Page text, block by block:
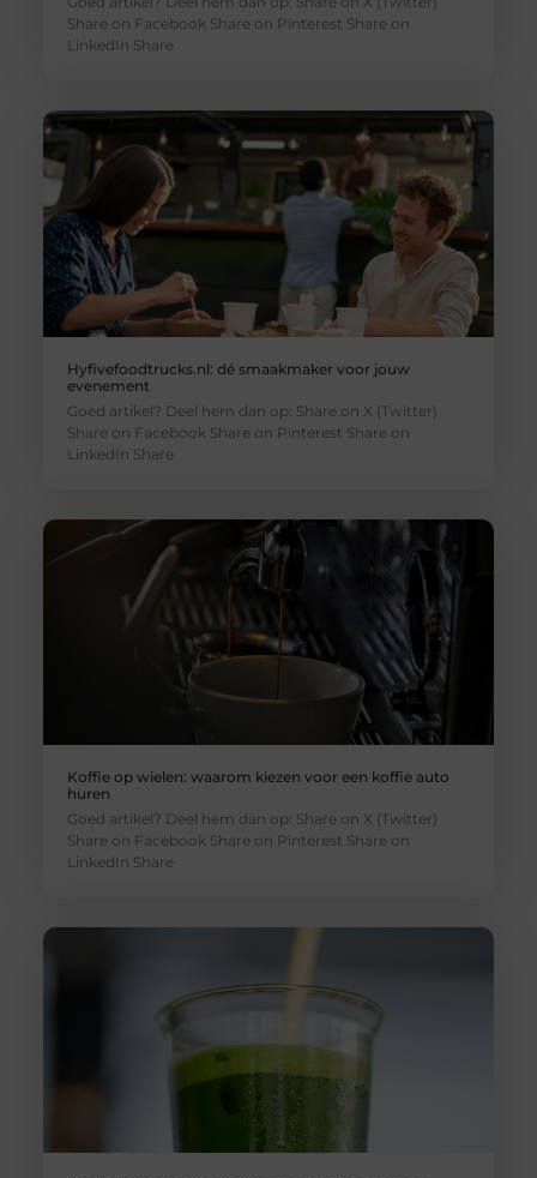
Share on Facebook Share on Pinterest Share on
LinkedIn Share
Hyfivefoodtrucks.nl: dé smaakmaker voor jouw
evenement
Goed artikel? Deel hem dan op: Share on X (Twitter)
Share on Facebook Share on Pinterest Share on
LinkedIn Share
Koffie op wielen: waarom kiezen voor een koffie auto
huren
Goed artikel? Deel hem dan op: Share on X (Twitter)
Share on Facebook Share on Pinterest Share on
LinkedIn Share